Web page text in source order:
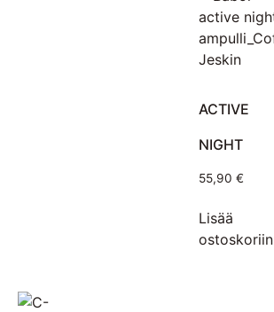
ACTIVE
NIGHT
55,90 €
Lisää
ostoskoriin